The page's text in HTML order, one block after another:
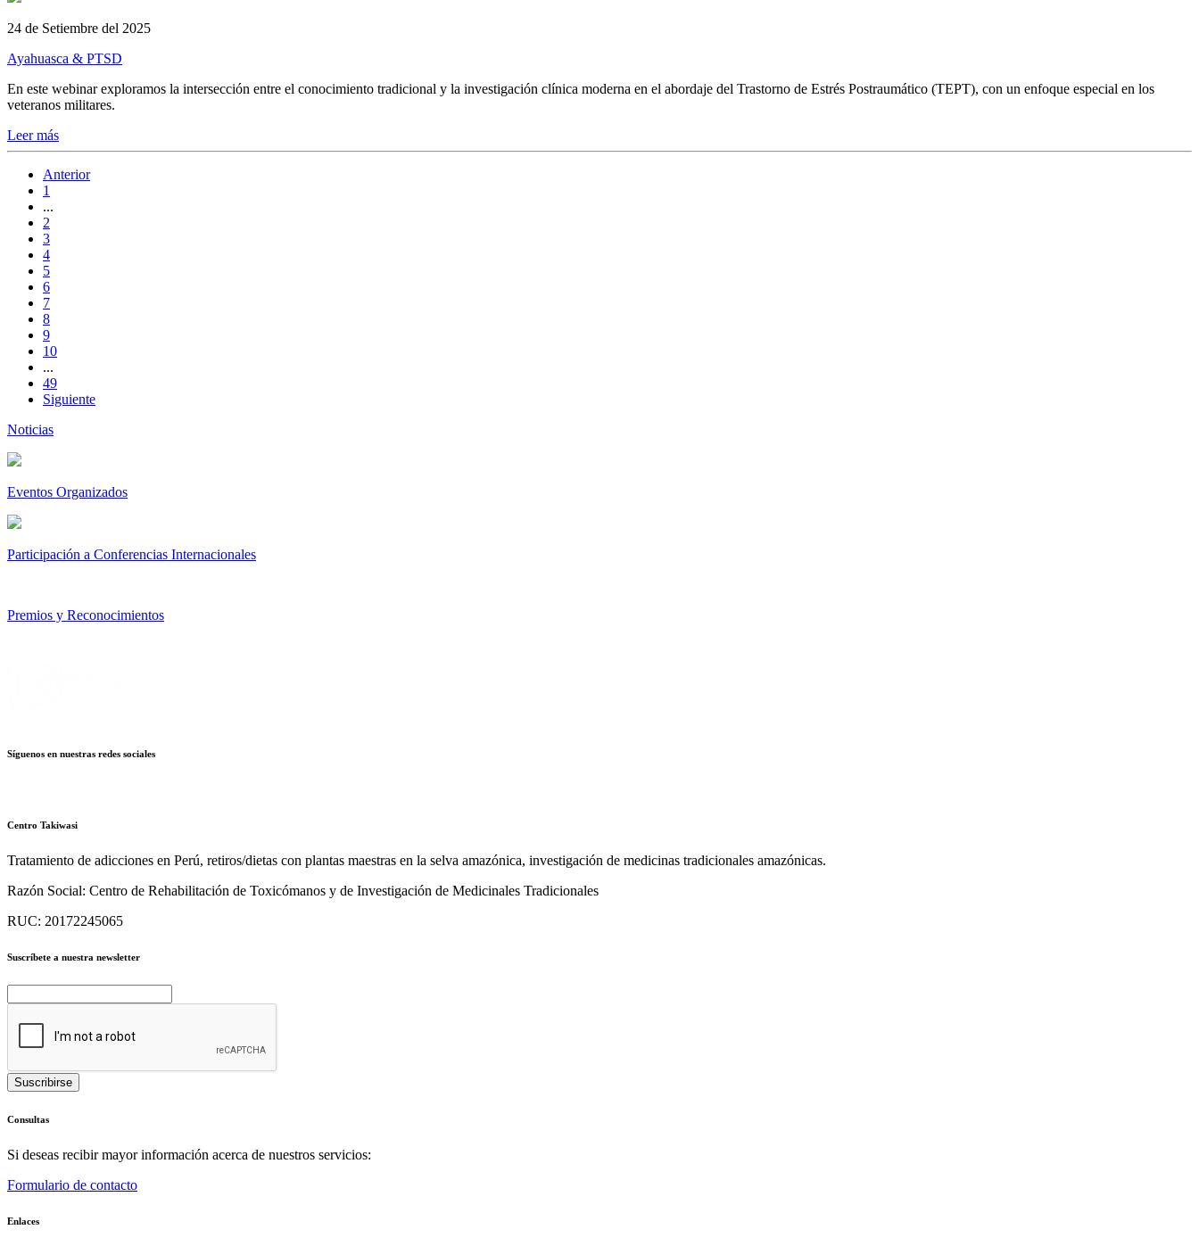
24 de Setiembre del 2025
Ayahuasca & PTSD
En este webinar exploramos la intersección entre el conocimiento tradicional y la investigación clínica moderna en el abordaje del Trastorno de Estrés Postraumático (TEPT), con un enfoque especial en los
veteranos militares.
Leer más
Anterior
1
...
2
3
4
5
6
7
8
9
10
...
49
Siguiente
Noticias
Eventos Organizados
Participación a Conferencias Internacionales
Premios y Reconocimientos
Síguenos en nuestras redes sociales
Centro Takiwasi
Tratamiento de adicciones en Perú, retiros/dietas con plantas maestras en la selva amazónica, investigación de medicinas tradicionales amazónicas.
Razón Social: Centro de Rehabilitación de Toxicómanos y de Investigación de Medicinales Tradicionales
RUC: 20172245065
Suscríbete a nuestra newsletter
Consultas
Si deseas recibir mayor información acerca de nuestros servicios:
Formulario de contacto
Enlaces